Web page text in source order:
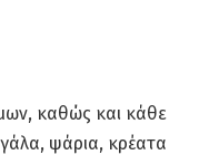
καθώς και κάθε
ψάρια, κρέατα